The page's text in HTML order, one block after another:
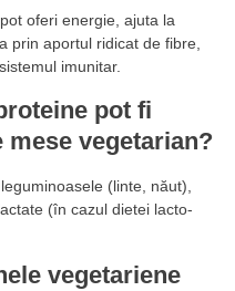
oferi energie, ajuta la
prin aportul ridicat de fibre,
imunitar.
pot fi
vegetarian?
(linte, năut),
(în cazul dietei lacto-
vegetariene